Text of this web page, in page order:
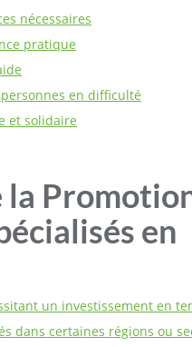
nécessaires
pratique
en difficulté
et solidaire
en
un investissement en
dans certaines régions ou